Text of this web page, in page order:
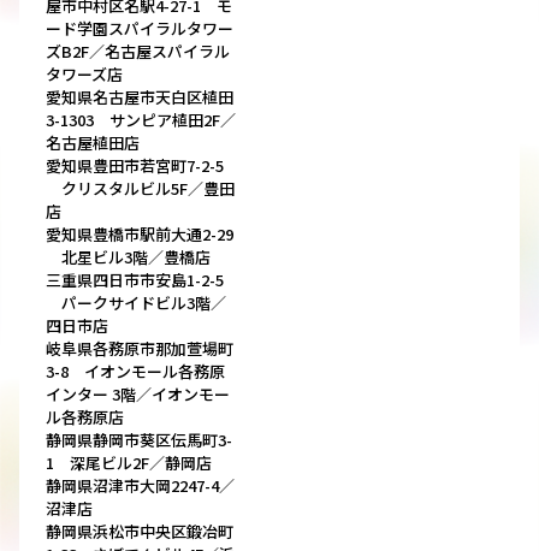
屋市中村区名駅4-27-1 モ
ード学園スパイラルタワー
ズB2F／名古屋スパイラル
タワーズ店
愛知県名古屋市天白区植田
3-1303 サンピア植田2F／
名古屋植田店
愛知県豊田市若宮町7-2-5
クリスタルビル5F／豊田
店
愛知県豊橋市駅前大通2-29
北星ビル3階／豊橋店
三重県四日市市安島1-2-5
パークサイドビル3階／
四日市店
岐阜県各務原市那加萱場町
3-8 イオンモール各務原
インター 3階／イオンモー
ル各務原店
静岡県静岡市葵区伝馬町3-
1 深尾ビル2F／静岡店
静岡県沼津市大岡2247-4／
沼津店
静岡県浜松市中央区鍛冶町